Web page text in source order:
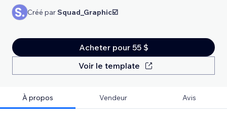
Créé parSquad_Graphic☑️
Acheter pour 55 $
Voir le template
À propos Vendeur Avis